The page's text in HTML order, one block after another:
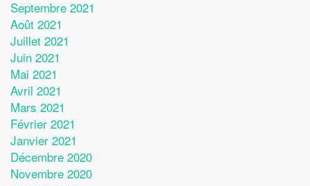
Septembre 2021
Août 2021
Juillet 2021
Juin 2021
Mai 2021
Avril 2021
Mars 2021
Février 2021
Janvier 2021
Décembre 2020
Novembre 2020